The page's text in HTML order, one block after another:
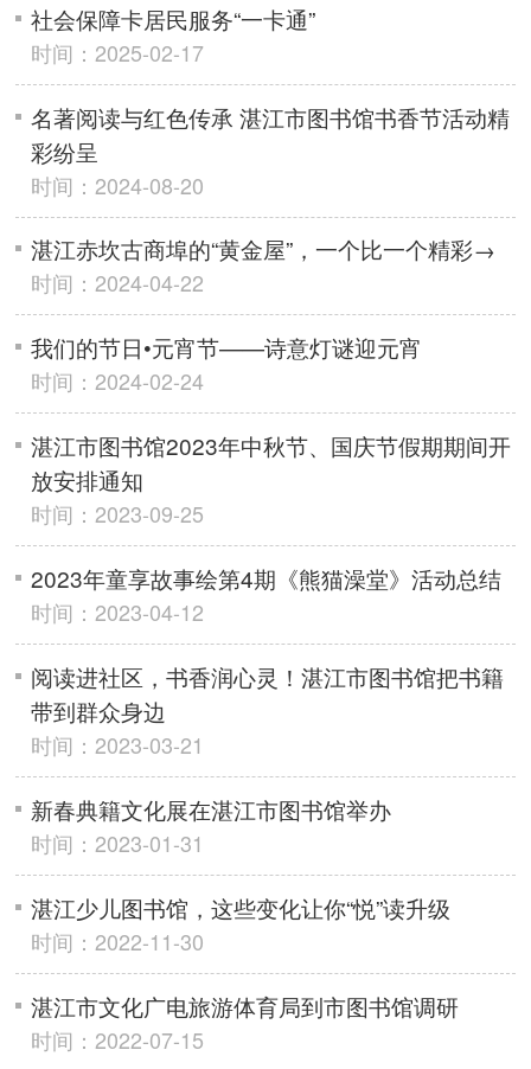
社会保障卡居民服务“一卡通”
时间：2025-02-17
名著阅读与红色传承 湛江市图书馆书香节活动精
彩纷呈
时间：2024-08-20
湛江赤坎古商埠的“黄金屋”，一个比一个精彩→
时间：2024-04-22
我们的节日•元宵节——诗意灯谜迎元宵
时间：2024-02-24
湛江市图书馆2023年中秋节、国庆节假期期间开
放安排通知
时间：2023-09-25
2023年童享故事绘第4期《熊猫澡堂》活动总结
时间：2023-04-12
阅读进社区，书香润心灵！湛江市图书馆把书籍
带到群众身边
时间：2023-03-21
新春典籍文化展在湛江市图书馆举办
时间：2023-01-31
湛江少儿图书馆，这些变化让你“悦”读升级
时间：2022-11-30
湛江市文化广电旅游体育局到市图书馆调研
时间：2022-07-15